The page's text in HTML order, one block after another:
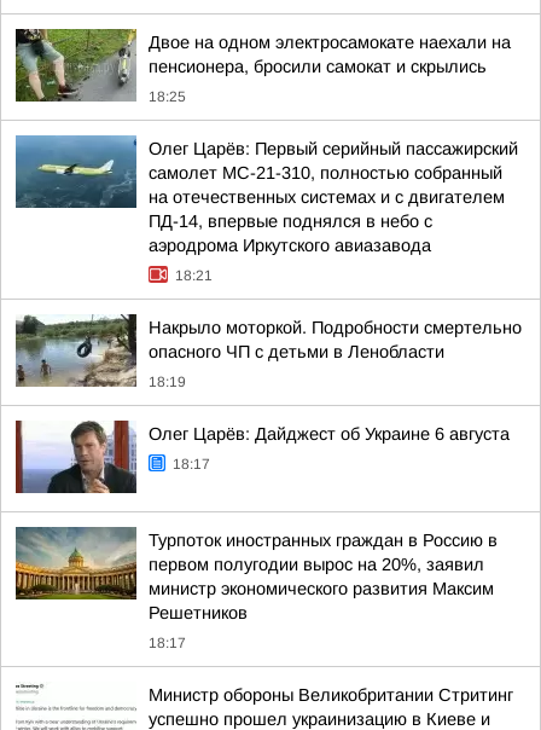
Двое на одном электросамокате наехали на
пенсионера, бросили самокат и скрылись
18:25
Олег Царёв: Первый серийный пассажирский
самолет МС-21-310, полностью собранный
на отечественных системах и с двигателем
ПД-14, впервые поднялся в небо с
аэродрома Иркутского авиазавода
18:21
Накрыло моторкой. Подробности смертельно
опасного ЧП с детьми в Ленобласти
18:19
Олег Царёв: Дайджест об Украине 6 августа
18:17
Турпоток иностранных граждан в Россию в
первом полугодии вырос на 20%, заявил
министр экономического развития Максим
Решетников
18:17
Министр обороны Великобритании Стритинг
успешно прошел украинизацию в Киеве и